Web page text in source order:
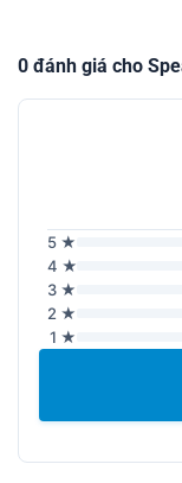
0 đánh giá cho
5 ★
4 ★
3 ★
2 ★
1 ★